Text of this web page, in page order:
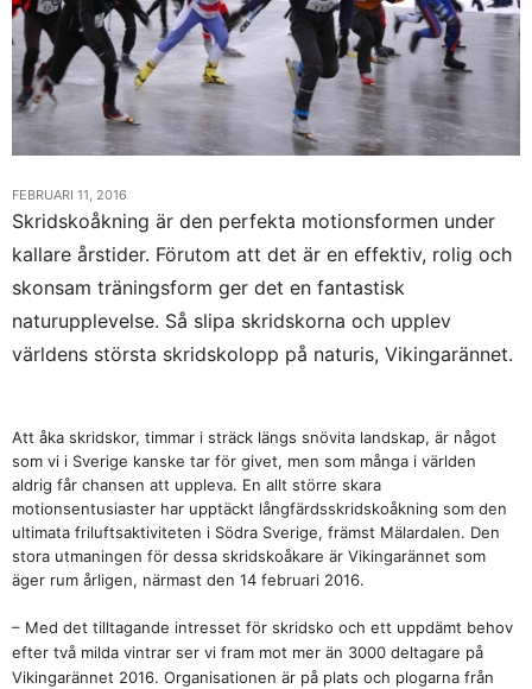
FEBRUARI 11, 2016
Skridskoåkning är den perfekta motionsformen under
kallare årstider. Förutom att det är en effektiv, rolig och
skonsam träningsform ger det en fantastisk
naturupplevelse. Så slipa skridskorna och upplev
världens största skridskolopp på naturis, Vikingarännet.
Att åka skridskor, timmar i sträck längs snövita landskap, är något
som vi i Sverige kanske tar för givet, men som många i världen
aldrig får chansen att uppleva. En allt större skara
motionsentusiaster har upptäckt långfärdsskridskoåkning som den
ultimata friluftsaktiviteten i Södra Sverige, främst Mälardalen. Den
stora utmaningen för dessa skridskoåkare är Vikingarännet som
äger rum årligen, närmast den 14 februari 2016.
– Med det tilltagande intresset för skridsko och ett uppdämt behov
efter två milda vintrar ser vi fram mot mer än 3000 deltagare på
Vikingarännet 2016. Organisationen är på plats och plogarna från